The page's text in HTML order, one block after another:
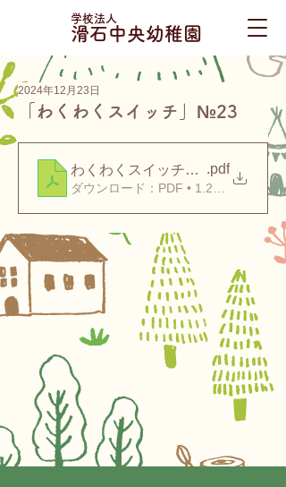
学校法人
滑石中央幼稚園
「わくわくスイッチ」№23
2024年12月23日
わくわくスイッチ№２３
.pdf
ダウンロード：PDF • 1.29MB